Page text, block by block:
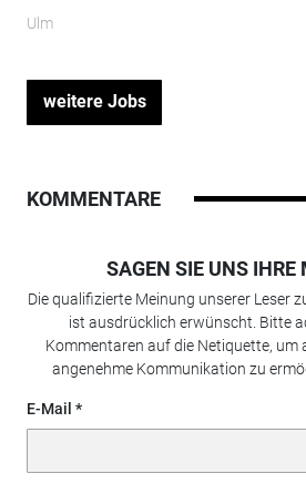
Ulm
weitere Jobs
KOMMENTARE
SAGEN SIE UNS IHRE
Die qualifizierte Meinung unserer Leser
ist ausdrücklich erwünscht. Bitte
Kommentaren auf die Netiquette, um
angenehme Kommunikation zu
E-Mail